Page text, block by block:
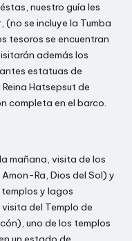
nuestro guía les
se incluye la Tumba
tesoros se encuentran
además los
estatuas de
Hatsepsut de
completa en el barco.
mañana, visita de los
Ra, Dios del Sol) y
y lagos
del Templo de
uno de los templos